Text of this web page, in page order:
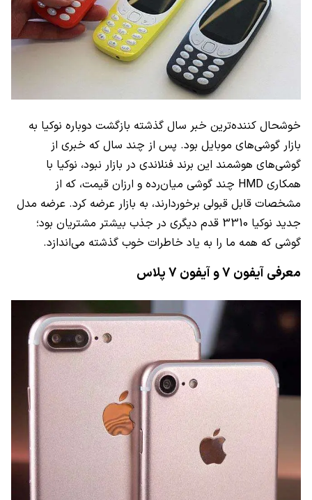
خوشحال کننده‌ترین خبر سال گذشته بازگشت دوباره نوکیا به
بازار گوشی‌های موبایل بود. پس از چند سال که خبری از
گوشی‌های هوشمند این برند فنلاندی در بازار نبود، نوکیا با
همکاری HMD چند گوشی میان‌رده و ارزان قیمت، که از
مشخصات قابل‌ قبولی برخوردارند، به بازار عرضه کرد. عرضه مدل
جدید نوکیا 3310 قدم دیگری در جذب بیشتر مشتریان بود؛
گوشی که همه ما را به یاد خاطرات خوب گذشته می‌اندازد.
معرفی آیفون 7 و آیفون 7 پلاس